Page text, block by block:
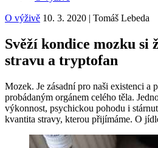
O výživě 10. 3. 2020 | Tomáš Lebeda
Svěží kondice mozku si
stravu a tryptofan
Mozek. Je zásadní pro naši existenci a
probádaným orgánem celého těla.
výkonnost, psychickou pohodu i
kvantita stravy, kterou přijímáme. O